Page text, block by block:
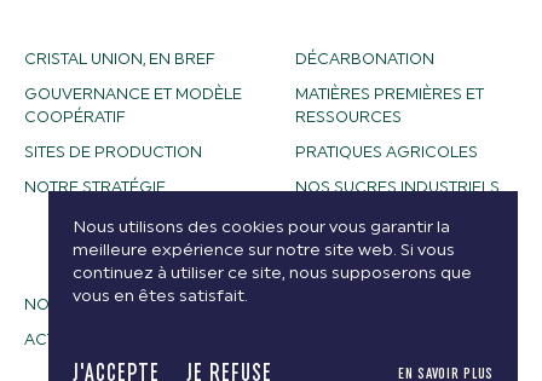
CRISTAL UNION, EN BREF
GOUVERNANCE ET MODÈLE
COOPÉRATIF
SITES DE PRODUCTION
NOTRE STRATÉGIE
DÉCARBONATION
MATIÈRES PREMIÈRES ET
RESSOURCES
PRATIQUES AGRICOLES
NOS SUCRES INDUSTRIELS
NOS ALCOOLS
BIOETHANOL
NOS MÉTIERS
ACTUALITÉS
Nous utilisons des cookies pour vous garantir la
meilleure expérience sur notre site web. Si vous
continuez à utiliser ce site, nous supposerons que
vous en êtes satisfait.
J'ACCEPTE JE REFUSE EN SAVOIR PLUS